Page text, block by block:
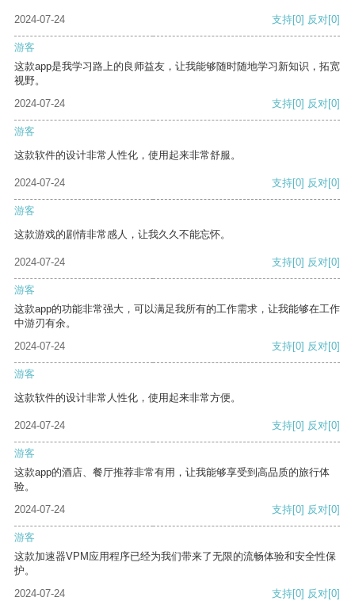
2024-07-24 支持[0] 反对[0]
游客
这款app是我学习路上的良师益友，让我能够随时随地学习新知识，拓宽
视野。
2024-07-24
支持[0] 反对[0]
游客
这款软件的设计非常人性化，使用起来非常舒服。
2024-07-24 支持[0] 反对[0]
游客
这款游戏的剧情非常感人，让我久久不能忘怀。
2024-07-24 支持[0] 反对[0]
游客
这款app的功能非常强大，可以满足我所有的工作需求，让我能够在工作
中游刃有余。
2024-07-24
支持[0] 反对[0]
游客
这款软件的设计非常人性化，使用起来非常方便。
2024-07-24 支持[0] 反对[0]
游客
这款app的酒店、餐厅推荐非常有用，让我能够享受到高品质的旅行体
验。
2024-07-24
支持[0] 反对[0]
游客
这款加速器VPM应用程序已经为我们带来了无限的流畅体验和安全性保
护。
2024-07-24
支持[0] 反对[0]